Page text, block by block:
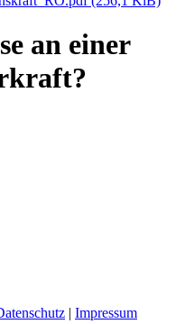
an einer
| Impressum